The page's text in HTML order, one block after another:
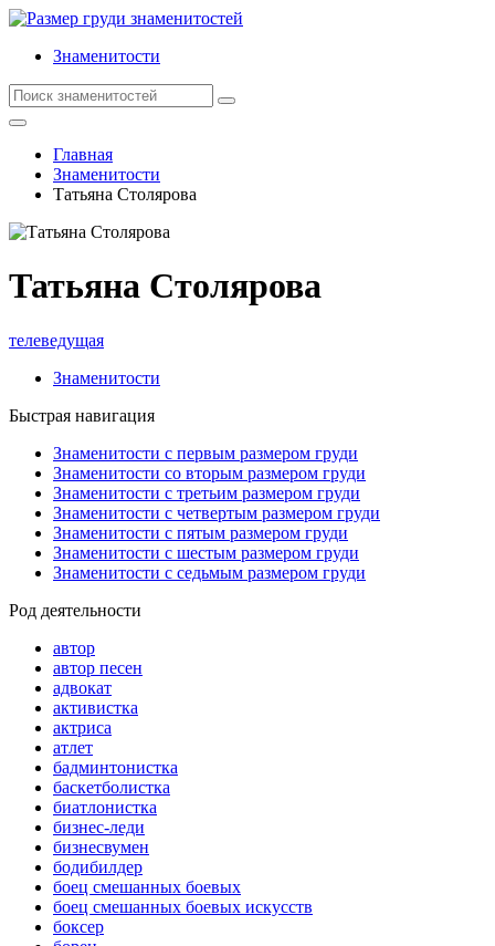
Знаменитости
Главная
Знаменитости
Татьяна Столярова
Татьяна Столярова
телеведущая
Знаменитости
Быстрая навигация
Знаменитости с первым размером груди
Знаменитости со вторым размером груди
Знаменитости с третьим размером груди
Знаменитости с четвертым размером груди
Знаменитости с пятым размером груди
Знаменитости с шестым размером груди
Знаменитости с седьмым размером груди
Род деятельности
автор
автор песен
адвокат
активистка
актриса
атлет
бадминтонистка
баскетболистка
биатлонистка
бизнес-леди
бизнесвумен
бодибилдер
боец смешанных боевых
боец смешанных боевых искусств
боксер